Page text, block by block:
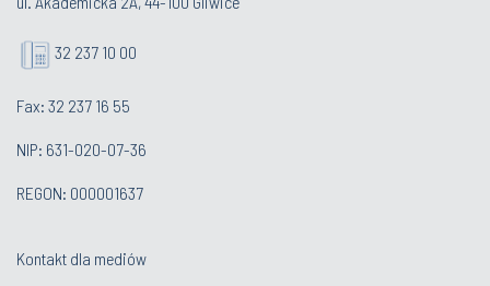
32 237 10 00
Fax: 32 237 16 55
NIP: 631-020-07-36
REGON: 000001637
Kontakt dla mediów